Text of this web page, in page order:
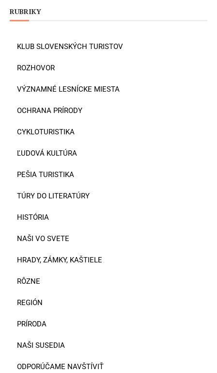
RUBRIKY
KLUB SLOVENSKÝCH TURISTOV
ROZHOVOR
VÝZNAMNÉ LESNÍCKE MIESTA
OCHRANA PRÍRODY
CYKLOTURISTIKA
ĽUDOVÁ KULTÚRA
PEŠIA TURISTIKA
TÚRY DO LITERATÚRY
HISTÓRIA
NAŠI VO SVETE
HRADY, ZÁMKY, KAŠTIELE
RÔZNE
REGIÓN
PRÍRODA
NAŠI SUSEDIA
ODPORÚČAME NAVŠTÍVIŤ